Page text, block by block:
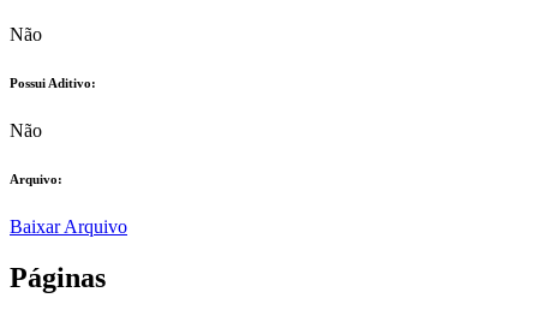
Não
Possui Aditivo:​
Não
Arquivo:
Baixar Arquivo
Páginas